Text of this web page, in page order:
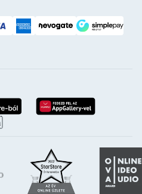
play-röl
letöltés az app-store-ból
letöltés